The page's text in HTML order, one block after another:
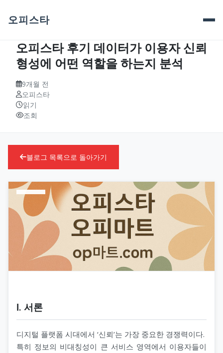
오피스타
오피스타 후기 데이터가 이용자 신뢰
형성에 어떤 역할을 하는지 분석
9개월 전
오피스타
읽기
조회
블로그 목록으로 돌아가기
Ⅰ. 서론
디지털 플랫폼 시대에서 ‘신뢰’는 가장 중요한 경쟁력이다.
특히 정보의 비대칭성이 큰 서비스 영역에서 이용자들이